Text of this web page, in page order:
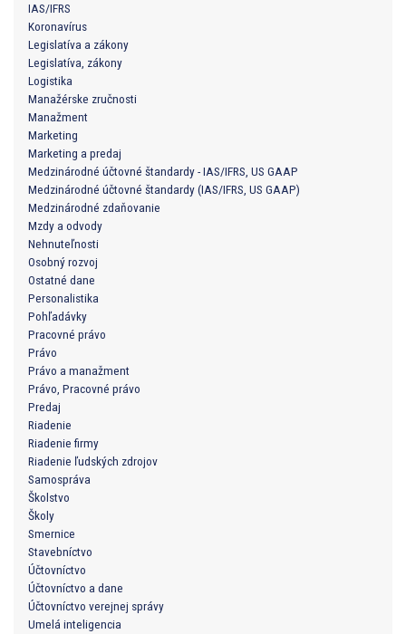
IAS/IFRS
Koronavírus
Legislatíva a zákony
Legislatíva, zákony
Logistika
Manažérske zručnosti
Manažment
Marketing
Marketing a predaj
Medzinárodné účtovné štandardy - IAS/IFRS, US GAAP
Medzinárodné účtovné štandardy (IAS/IFRS, US GAAP)
Medzinárodné zdaňovanie
Mzdy a odvody
Nehnuteľnosti
Osobný rozvoj
Ostatné dane
Personalistika
Pohľadávky
Pracovné právo
Právo
Právo a manažment
Právo, Pracovné právo
Predaj
Riadenie
Riadenie firmy
Riadenie ľudských zdrojov
Samospráva
Školstvo
Školy
Smernice
Stavebníctvo
Účtovníctvo
Účtovníctvo a dane
Účtovníctvo verejnej správy
Umelá inteligencia